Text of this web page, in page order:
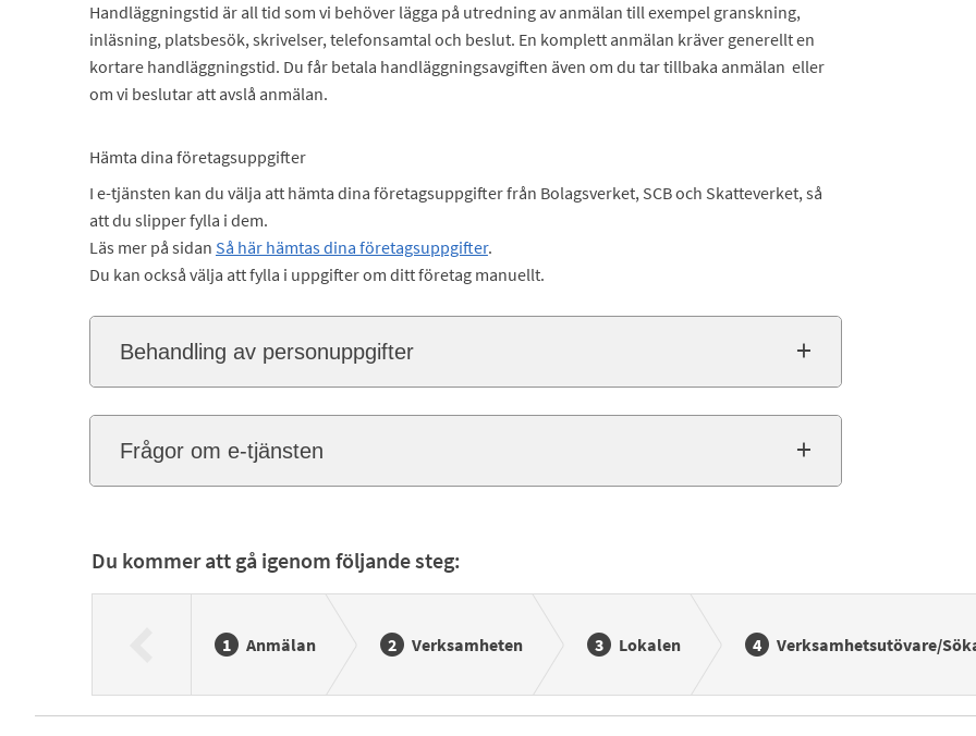
Handläggningstid är all tid som vi behöver lägga på utredning av anmälan till exempel granskning,
inläsning, platsbesök, skrivelser, telefonsamtal och beslut. En komplett anmälan kräver generellt en
kortare handläggningstid. Du får betala handläggningsavgiften även om du tar tillbaka anmälan eller
om vi beslutar att avslå anmälan.
Hämta dina företagsuppgifter
I e-tjänsten kan du välja att hämta dina företagsuppgifter från Bolagsverket, SCB och Skatteverket, så
att du slipper fylla i dem.
Läs mer på sidan Så här hämtas dina företagsuppgifter.
Du kan också välja att fylla i uppgifter om ditt företag manuellt.
Behandling av personuppgifter
Frågor om e-tjänsten
Du kommer att gå igenom följande steg:
Anmälan Verksamheten Lokalen Verksamhetsutövare/